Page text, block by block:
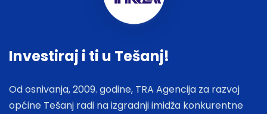
Investiraj i ti u Tešanj!
Od osnivanja, 2009. godine, TRA Agencija za razvoj
općine Tešanj radi na izgradnji imidža konkurentne